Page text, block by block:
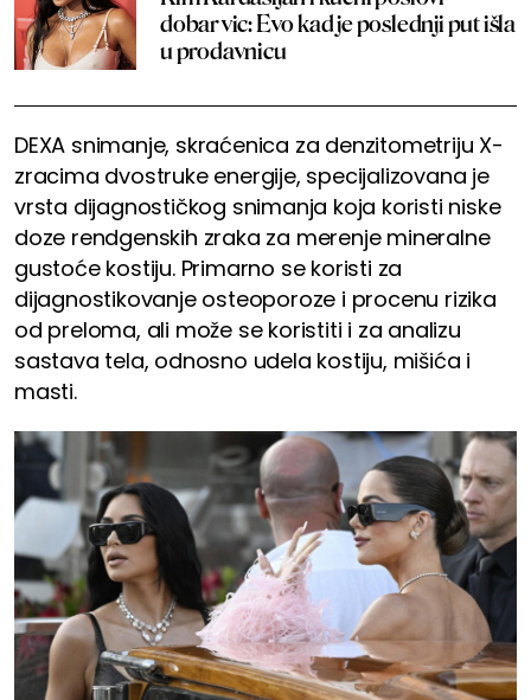
dobar vic: Evo kad je poslednji put išla
u prodavnicu
DEXA snimanje, skraćenica za denzitometriju X-
zracima dvostruke energije, specijalizovana je
vrsta dijagnostičkog snimanja koja koristi niske
doze rendgenskih zraka za merenje mineralne
gustoće kostiju. Primarno se koristi za
dijagnostikovanje osteoporoze i procenu rizika
od preloma, ali može se koristiti i za analizu
sastava tela, odnosno udela kostiju, mišića i
masti.